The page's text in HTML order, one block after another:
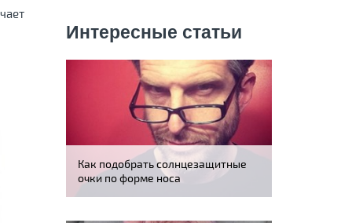
Интересные статьи
Как подобрать солнцезащитные
очки по форме носа